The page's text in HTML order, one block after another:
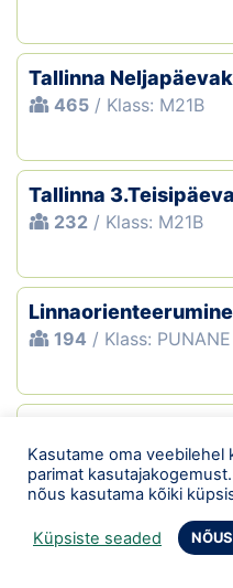
Tallinna Neljapäevak
465 / Klass: M21B
Tallinna
232 / Klass: M21B
Linnaorienteerumine
194 / Klass: PUNANE
482/ Klass: V
Linnaorienteerumine
Kasutame oma veebilehel
parimat
nõus kasutama kõiki
Küpsiste seaded